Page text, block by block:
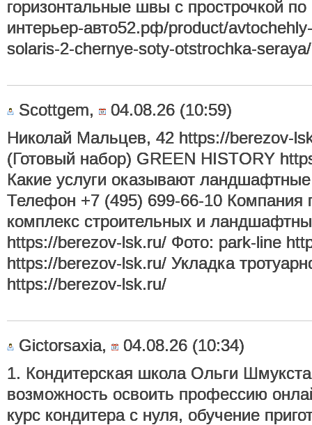
горизонтальные швы с прострочкой
интерьер-авто52.рф/product/
solaris-2-chernye-soty-otstrochka-seraya/
Scottgem,
04.08.26 (10:59)
Николай Мальцев, 42 https://berezov-
(Готовый набор) GREEN HISTORY
Какие услуги оказывают
Телефон +7 (495) 699-66-10 Компания
комплекс строительных и
https://berezov-lsk.ru/ Фото: park-line
https://berezov-lsk.ru/ Укладка
https://berezov-lsk.ru/
Gictorsaxia,
04.08.26 (10:34)
1. Кондитерская школа Ольги
возможность освоить профессию
курс кондитера с нуля, обучение